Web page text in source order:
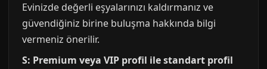
Evinizde değerli eşyalarınızı kaldırmanız ve
güvendiğiniz birine buluşma hakkında bilgi
vermeniz önerilir.
S: Premium veya VIP profil ile standart profil